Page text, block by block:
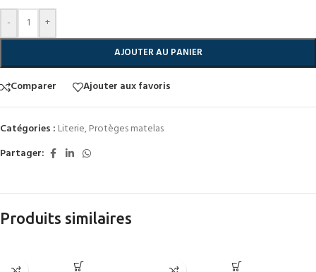
- +
AJOUTER AU PANIER
Comparer Ajouter aux favoris
Catégories : Literie,Protèges matelas
Partager:
Produits similaires